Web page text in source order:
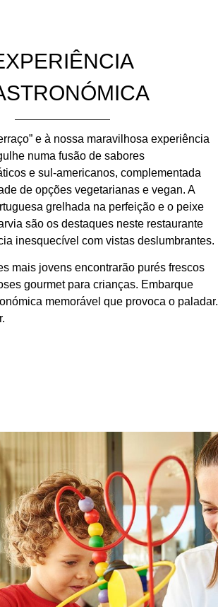
e à nossa maravilhosa experiência
numa fusão de sabores
e sul-americanos, complementada
de opções vegetarianas e vegan. A
grelhada na perfeição e o peixe
são os destaques neste restaurante
inesquecível com vistas deslumbrantes.
mais jovens encontrarão purés frescos
gourmet para crianças. Embarque
memorável que provoca o paladar.